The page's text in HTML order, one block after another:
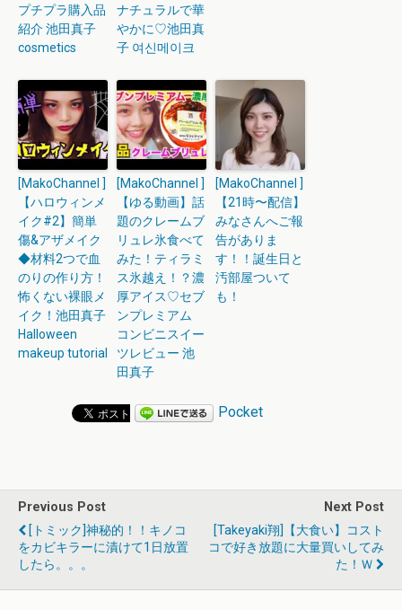
プチプラ購入品
紹介 池田真子
cosmetics
ナチュラルで華
やかに♡池田真
子 여신메이크
[MakoChannel ]
【ハロウィンメ
イク#2】簡単
傷&アザメイク
◆材料2つで血
のりの作り方！
怖くない裸眼メ
イク！池田真子
Halloween
makeup tutorial
[MakoChannel ]
【ゆる動画】話
題のクレームブ
リュレ氷食べて
みた！ティラミ
ス氷越え！？濃
厚アイス♡セブ
ンプレミアム
コンビニスイー
ツレビュー 池
田真子
[MakoChannel ]
【21時〜配信】
みなさんへご報
告がありま
す！！誕生日と
汚部屋ついて
も！
Pocket
Previous Post
[トミック]神秘的！！キノコ
をカビキラーに漬けて1日放置
したら。。。
Next Post
[takeyaki翔]【大食い】コスト
コで好き放題に大量買いしてみ
た！ｗ